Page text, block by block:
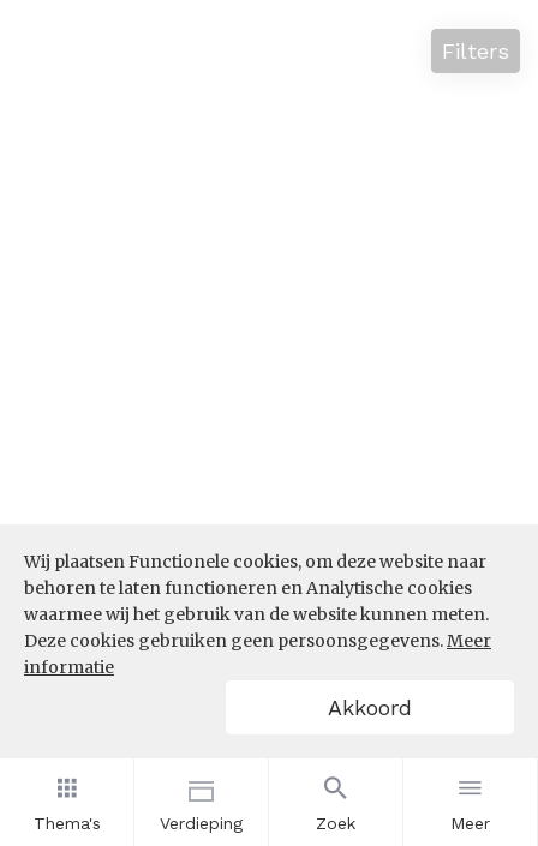
Thema's Verdieping Zoek Meer
Wij plaatsen Functionele cookies, om deze website naar
behoren te laten functioneren en Analytische cookies
waarmee wij het gebruik van de website kunnen meten.
Deze cookies gebruiken geen persoonsgegevens.Meer
informatie
Akkoord
Filters
Bron:CBS microdata (EBB)(05-03-2026)
Werkenden deelname leven lang
In hoeverre nemen werkenden binnen de sector
Industrie deel aan leven lang leren? Is het aandeel